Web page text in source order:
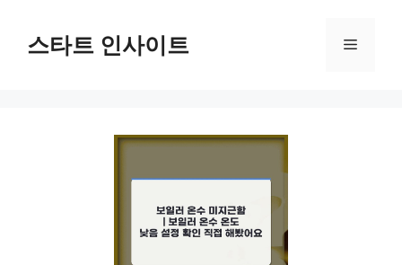
스타트 인사이트 메